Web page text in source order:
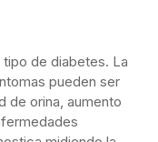
de diabetes. La
pueden ser
de orina, aumento